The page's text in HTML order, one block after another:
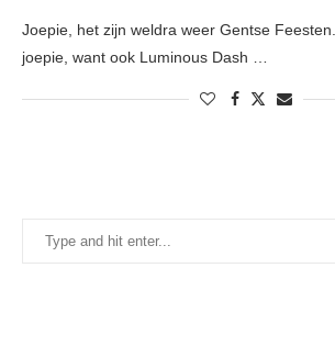
Joepie, het zijn weldra weer Gentse
joepie, want ook Luminous Dash …